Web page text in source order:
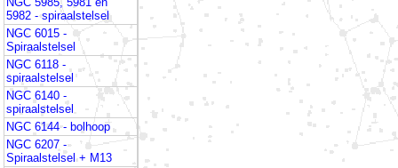
5982 - spiraalstelsel
NGC 6015 -
Spiraalstelsel
NGC 6118 -
spiraalstelsel
NGC 6140 -
spiraalstelsel
NGC 6144 - bolhoop
NGC 6207 -
Spiraalstelsel + M13